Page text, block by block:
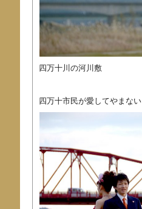
四万十川の河川敷
四万十市民が愛してやまない